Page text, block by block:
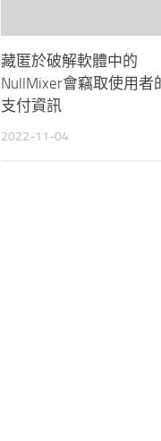
藏匿於破解軟體中的
NullMixer會竊取使用者
支付資訊
2022-11-04